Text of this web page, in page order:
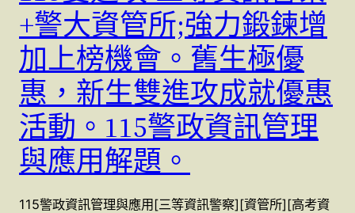
+警大資管所;強力鍛鍊增
加上榜機會。舊生極優
惠，新生雙進攻成就優惠
活動。115警政資訊管理
與應用解題。
115警政資訊管理與應用[三等資訊警察][資管所][高考資